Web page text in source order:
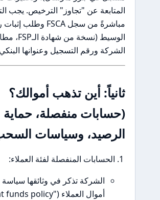
المتابعة عن "تجاوز" الترخيص. يجب التحقق
مباشرةً من سجل FSCA وطلب إثبات رسمي من
الوسيط (نسخة من شهادة الـFSP، مطابقة اسم
الشركة ورقم التسجيل وعنوانها البنكي).
ثانياً: أين تذهب أموالك؟
(حسابات منفصلة، حماية
الرصيد، وسياسات السحب)
الحسابات المنفصلة لفئة العملاء:
الشركة تذكر في وثائقها سياسة فصل
أموال العملاء ("Client funds policy")